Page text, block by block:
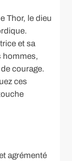
Thor, le dieu
et sa
hommes,
courage.
ces
agrémenté